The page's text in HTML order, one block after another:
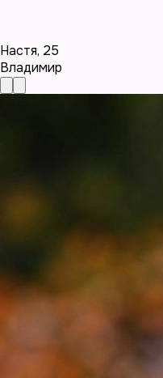
Настя, 25
Владимир